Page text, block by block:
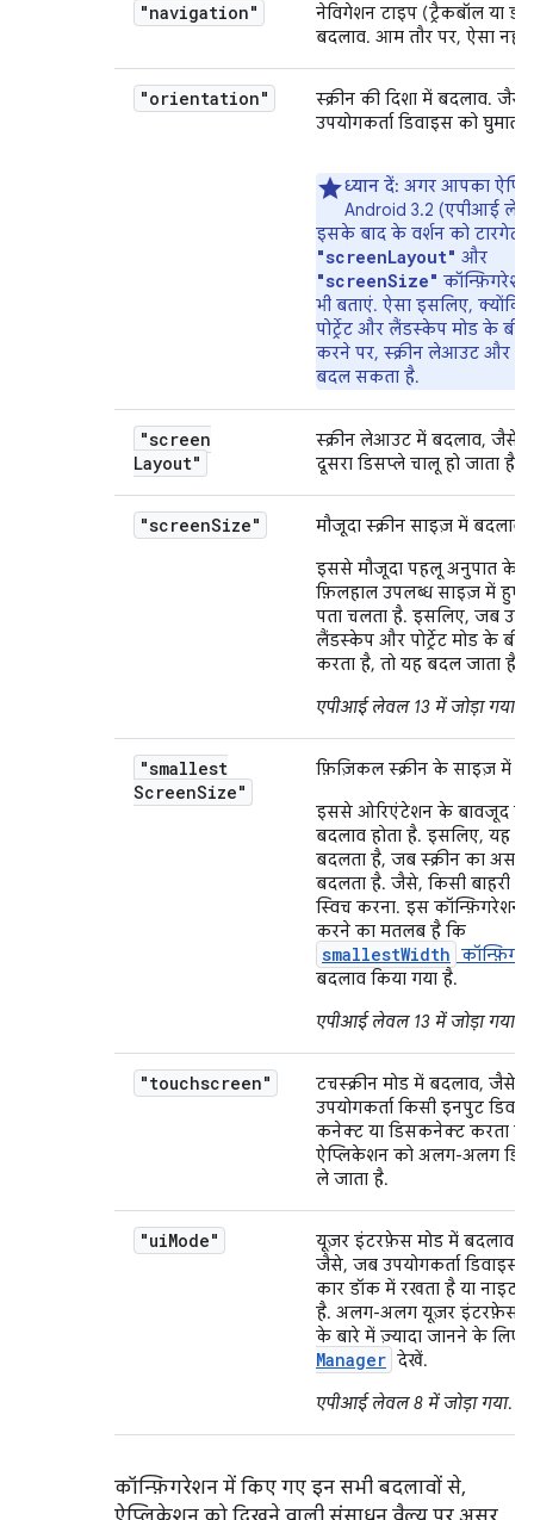
"navigation"
नेविगेशन टाइप (ट्रैकबॉल या
बदलाव. आम तौर पर, ऐसा नहीं
"orientation"
स्क्रीन की दिशा में बदलाव.
उपयोगकर्ता डिवाइस को घुमाता
ध्यान दें: अगर आपका
Android 3.2 (एपीआई
इसके बाद के वर्शन को टारगेट
"screenLayout" और
"screenSize"
भी बताएं. ऐसा इसलिए, क्योंकि
पोर्ट्रेट और लैंडस्केप मोड के बीच
करने पर, स्क्रीन लेआउट और
बदल सकता है.
"screen
Layout"
स्क्रीन लेआउट में बदलाव, जैसे
दूसरा डिसप्ले चालू हो जाता है.
"screenSize"
मौजूदा स्क्रीन साइज़ में बदलाव.
इससे मौजूदा पहलू अनुपात के
फ़िलहाल उपलब्ध साइज़ में हुए
पता चलता है. इसलिए, जब
लैंडस्केप और पोर्ट्रेट मोड के बीच
करता है, तो यह बदल जाता है.
एपीआई लेवल 13 में जोड़ा गया
"smallest
ScreenSize"
फ़िज़िकल स्क्रीन के साइज़ में
इससे ओरिएंटेशन के बावजूद
बदलाव होता है. इसलिए, यह
बदलता है, जब स्क्रीन का
बदलता है. जैसे, किसी बाहरी
स्विच करना. इस कॉन्फ़िगरेशन
करने का मतलब है कि
smallestWidth
बदलाव किया गया है.
एपीआई लेवल 13 में जोड़ा गया
"touchscreen"
टचस्क्रीन मोड में बदलाव, जैसे
उपयोगकर्ता किसी इनपुट
कनेक्ट या डिसकनेक्ट करता है
ऐप्लिकेशन को अलग-अलग
ले जाता है.
"uiMode"
यूज़र इंटरफ़ेस मोड में बदलाव
जैसे, जब उपयोगकर्ता डिवाइस
कार डॉक में रखता है या नाइट
है. अलग-अलग यूज़र इंटरफ़ेस
के बारे में ज़्यादा जानने के लिए,
Manager देखें.
एपीआई लेवल 8 में जोड़ा गया.
कॉन्फ़िगरेशन में किए गए इन सभी बदलावों से,